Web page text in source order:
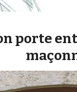
porte